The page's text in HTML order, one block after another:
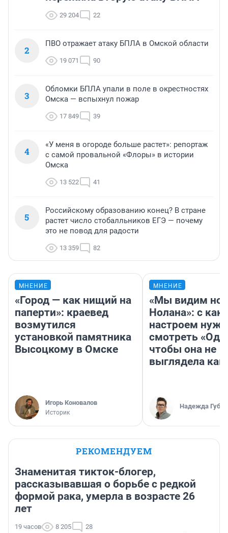
29 204 22
2
ПВО отражает атаку БПЛА в Омской области
19 071 90
3
Обломки БПЛА упали в поле в окрестностях
Омска — вспыхнул пожар
17 849 39
4
«У меня в огороде больше растет»: репортаж
с самой провальной «Флоры» в истории
Омска
13 522 41
5
Российскому образованию конец? В стране
растет число стобалльников ЕГЭ — почему
это не повод для радости
13 359 82
МНЕНИЕ
«Город — как нищий на
паперти»: краевед
возмутился
установкой памятника
Высоцкому в Омске
Игорь Коновалов
Историк
МНЕНИЕ
«Мы видим
Нолана»: с
настроем
смотреть
чтобы она не
выглядела как
Надежда
РЕКОМЕНДУЕМ
Знаменитая тикток-блогер,
рассказывавшая о борьбе с редкой
формой рака, умерла в возрасте 26
лет
19 часов 8 205 28